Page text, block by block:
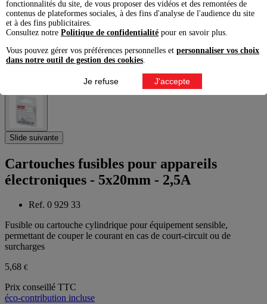
Slide précédente
Slide suivante
Cartouches fusibles pour appareils
électroniques - 5x20mm - 2,5A
Ref. 0 929 33
Fusible ou cartouche cylindrique pour équipement sensible,
permettant de couper le courant en cas de court-circuit ou de
surcharges
5,68 €
Prix conseillé TTC
éco-contribution incluse
fonctionnalités du site, de vous proposer des vidéos et des remontées de
contenus de plateformes sociales, à des fins d'analyse de l'audience du site
et à des fins publicitaires.
Consultez notre Politique de confidentialité pour en savoir plus.
Vous pouvez gérer vos préférences personnelles et personnaliser vos choix
dans notre outil de gestion des cookies.
Je refuse J'accepte